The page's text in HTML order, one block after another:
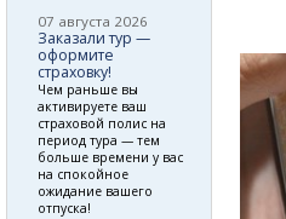
07 августа 2026
Заказали тур —
оформите
страховку!
Чем раньше вы
активируете ваш
страховой полис на
период тура — тем
больше времени у вас
на спокойное
ожидание вашего
отпуска!